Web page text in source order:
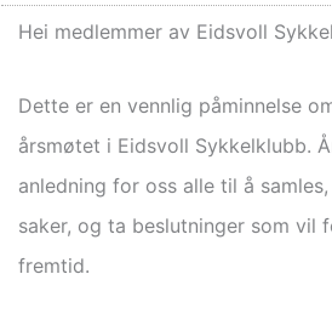
Hei medlemmer av Eidsvoll
Dette er en vennlig påminnelse
årsmøtet i Eidsvoll Sykkelklubb.
anledning for oss alle til å
saker, og ta beslutninger som vil
fremtid.